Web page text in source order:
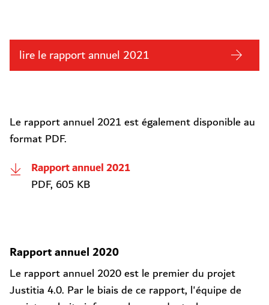
lire le rapport annuel 2021
Le rapport annuel 2021 est également disponible au
format PDF.
Rapport annuel 2021
PDF, 605 KB
Rapport annuel 2020
Le rapport annuel 2020 est le premier du projet
Justitia 4.0. Par le biais de ce rapport, l'équipe de